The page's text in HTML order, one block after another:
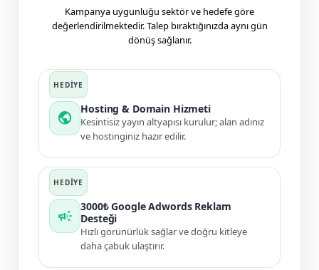
Kampanya uygunluğu sektör ve hedefe göre
değerlendirilmektedir. Talep bıraktığınızda aynı gün
dönüş sağlanır.
public
Hosting & Domain Hizmeti
Kesintisiz yayın altyapısı kurulur; alan adınız
ve hostinginiz hazır edilir.
campaign
3000₺ Google Adwords Reklam
Desteği
Hızlı görünürlük sağlar ve doğru kitleye
daha çabuk ulaştırır.